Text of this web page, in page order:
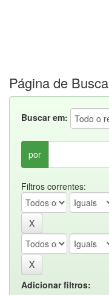
Página de Busca
Buscar em:
por
Filtros correntes:
Adicionar filtros: